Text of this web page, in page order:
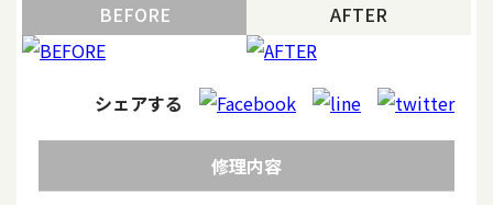
BEFORE AFTER
シェアする
修理内容